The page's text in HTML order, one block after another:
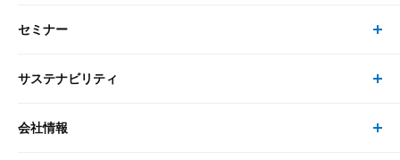
研究員
書籍・刊行物 トップ
書籍
セミナー
セミナー トップ
現在受付中のセミナー・イベント
サステナビリティ
サステナビリティの取り組み
会社情報